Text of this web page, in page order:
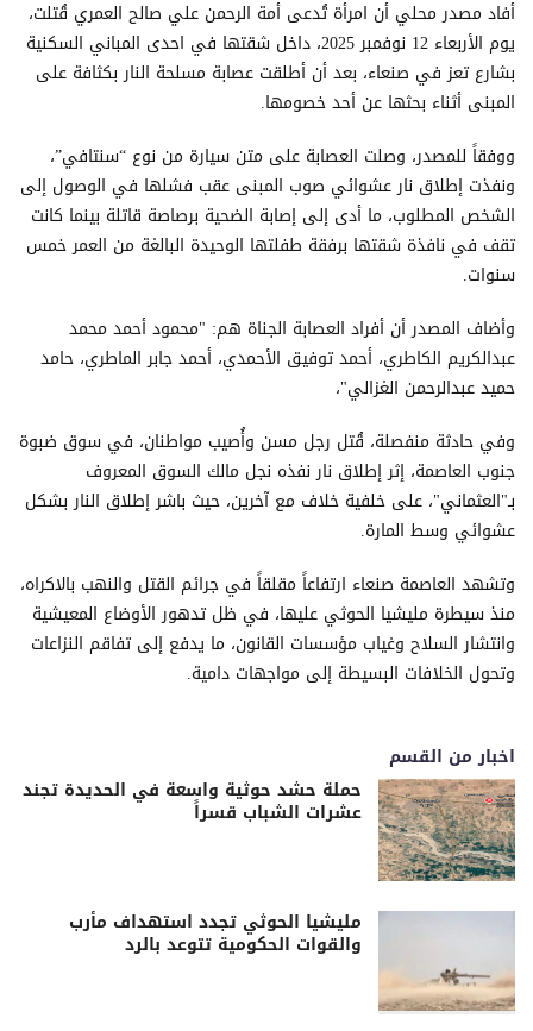
أفاد مصدر محلي أن امرأة تُدعى أمة الرحمن علي صالح العمري قُتلت،
يوم الأربعاء 12 نوفمبر 2025، داخل شقتها في احدى المباني السكنية
بشارع تعز في صنعاء، بعد أن أطلقت عصابة مسلحة النار بكثافة على
المبنى أثناء بحثها عن أحد خصومها.
ووفقاً للمصدر، وصلت العصابة على متن سيارة من نوع “سنتافي”،
ونفذت إطلاق نار عشوائي صوب المبنى عقب فشلها في الوصول إلى
الشخص المطلوب، ما أدى إلى إصابة الضحية برصاصة قاتلة بينما كانت
تقف في نافذة شقتها برفقة طفلتها الوحيدة البالغة من العمر خمس
سنوات.
وأضاف المصدر أن أفراد العصابة الجناة هم: "محمود أحمد محمد
عبدالكريم الكاطري، أحمد توفيق الأحمدي، أحمد جابر الماطري، حامد
حميد عبدالرحمن الغزالي"،
وفي حادثة منفصلة، قُتل رجل مسن وأُصيب مواطنان، في سوق ضبوة
جنوب العاصمة، إثر إطلاق نار نفذه نجل مالك السوق المعروف
بـ"العثماني"، على خلفية خلاف مع آخرين، حيث باشر إطلاق النار بشكل
عشوائي وسط المارة.
وتشهد العاصمة صنعاء ارتفاعاً مقلقاً في جرائم القتل والنهب بالاكراه،
منذ سيطرة مليشيا الحوثي عليها، في ظل تدهور الأوضاع المعيشية
وانتشار السلاح وغياب مؤسسات القانون، ما يدفع إلى تفاقم النزاعات
وتحول الخلافات البسيطة إلى مواجهات دامية.
اخبار من القسم
حملة حشد حوثية واسعة في الحديدة تجند
عشرات الشباب قسراً
مليشيا الحوثي تجدد استهداف مأرب
والقوات الحكومية تتوعد بالرد